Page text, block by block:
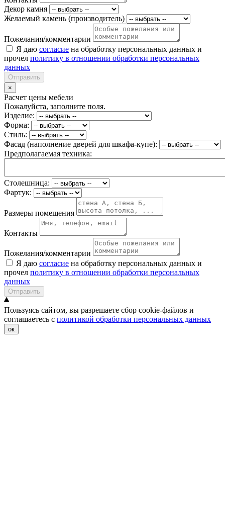
Декор камня
Желаемый камень (производитель)
Пожелания/комментарии
Я даю согласие на обработку персональных данных и
прочел политику в отношении обработки персональных
данных
Отправить
×
Расчет цены мебели
Пожалуйста, заполните поля.
Изделие:
Форма:
Стиль:
Фасад (наполнение дверей для шкафа-купе):
Предполагаемая техника:
Столешница:
Фартук:
Размеры помещения
Контакты
Пожелания/комментарии
Я даю согласие на обработку персональных данных и
прочел политику в отношении обработки персональных
данных
Отправить
Пользуясь сайтом, вы разрешаете сбор cookie-файлов и
соглашаетесь с политикой обработки персональных данных
ок